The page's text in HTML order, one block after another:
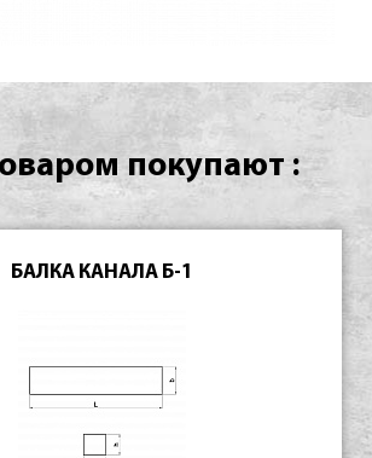
покупают :
БАЛКА КАНАЛА Б-1